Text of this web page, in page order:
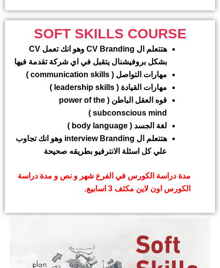
SOFT SKILLS COURSE
هتتعلم الCV Brandingوهو انك تعملCV
بشكل بروفيشنال يتقبل في اي شركة تقدمة فيها
مهارات التواصل (communication skills
)
مهارات القيادة ( leadership skills
)
قوه العقل الباطن ( power of the
subconscious mind
)
لغة الجسد ( body language
)
هتتعلم الinterview Brandingوهو انك تجاوب
علي كل اسئلة الانترفيو بطريقه صحيحة
مدة دراسة الكورس في الفرع شهر و نص و مدة دراسة
الكورس اون لاين مكثف 3 اسابيع.